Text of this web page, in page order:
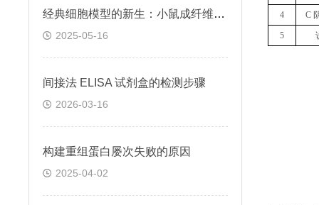
经典细胞模型的新生：小鼠成纤维细胞L929在科研中的角色
2025-05-16
间接法 ELISA 试剂盒的检测步骤
2026-03-16
构建重组蛋白屡次失败的原因
2025-04-02
4 C
5